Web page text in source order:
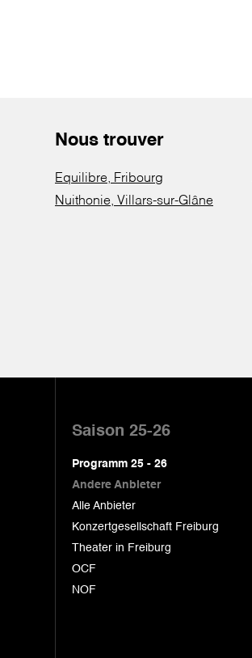
Nous trouver
Equilibre, Fribourg
Nuithonie, Villars-sur-Glâne
Saison 25-26
Programm 25 - 26
Andere Anbieter
Alle Anbieter
Konzertgesellschaft Freiburg
Theater in Freiburg
OCF
NOF